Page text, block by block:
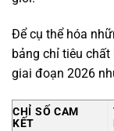
Để cụ thể hóa
bảng chỉ tiêu
giai đoạn 2026
CHỈ SỐ CAM
KẾT